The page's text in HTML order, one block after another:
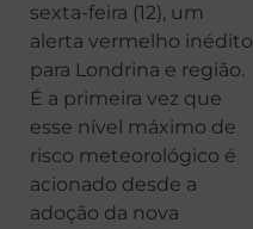
sexta-feira (12), um
alerta vermelho inédito
para Londrina e região.
É a primeira vez que
esse nível máximo de
risco meteorológico é
acionado desde a
adoção da nova